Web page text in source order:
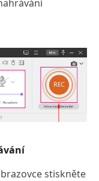
stiskněte